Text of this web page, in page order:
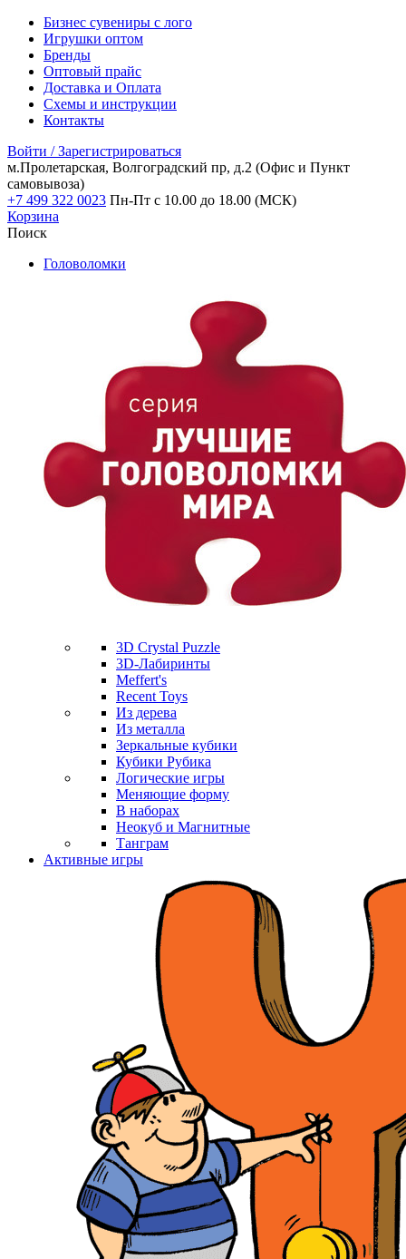
Бизнес сувениры с лого
Игрушки оптом
Бренды
Оптовый прайс
Доставка и Оплата
Схемы и инструкции
Контакты
Войти / Зарегистрироваться
м.Пролетарская, Волгоградский пр, д.2 (Офис и Пункт
самовывоза)
+7 499 322 0023 Пн-Пт с 10.00 до 18.00 (МСК)
Корзина
Поиск
Головоломки
3D Crystal Puzzle
3D-Лабиринты
Meffert's
Recent Toys
Из дерева
Из металла
Зеркальные кубики
Кубики Рубика
Логические игры
Меняющие форму
В наборах
Неокуб и Магнитные
Танграм
Активные игры